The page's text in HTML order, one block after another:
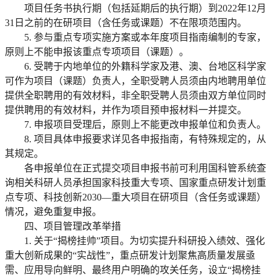
项目任务书执行期（包括延期后的执行期）到2022年12月
31日之前的在研项目（含任务或课题）不在限项范围内。
5. 参与重点专项实施方案或本年度项目指南编制的专家，
原则上不能申报该重点专项项目（课题）。
6. 受聘于内地单位的外籍科学家及港、澳、台地区科学家
可作为项目（课题）负责人，全职受聘人员须由内地聘用单位
提供全职聘用的有效材料，非全职受聘人员须由双方单位同时
提供聘用的有效材料，并作为项目预申报材料一并提交。
7. 申报项目受理后，原则上不能更改申报单位和负责人。
8. 项目具体申报要求详见各申报指南，有特殊规定的，从
其规定。
各申报单位在正式提交项目申报书前可利用国科管系统查
询相关科研人员承担国家科技重大专项、国家重点研发计划重
点专项、科技创新2030—重大项目在研项目（含任务或课题）
情况，避免重复申报。
四、项目管理改革举措
1. 关于“揭榜挂帅”项目。为切实提升科研投入绩效、强化
重大创新成果的“实战性”，重点研发计划聚焦高质量发展亟
需、应用导向鲜明、最终用户明确的攻关任务，设立“揭榜挂